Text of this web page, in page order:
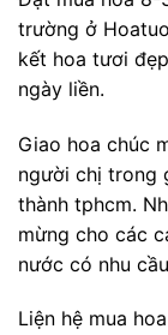
trường ở
kết hoa tươi
ngày liền.
Giao hoa chúc
người chị trong
thành tphcm.
mừng cho các
nước có nhu
Liện hệ mua